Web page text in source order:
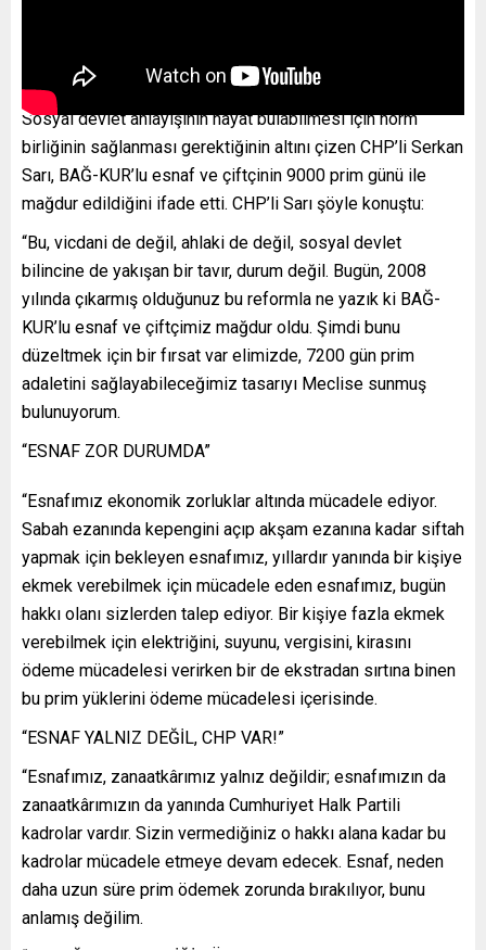
Sosyal devlet anlayışının hayat bulabilmesi için norm
birliğinin sağlanması gerektiğinin altını çizen CHP’li Serkan
Sarı, BAĞ-KUR’lu esnaf ve çiftçinin 9000 prim günü ile
mağdur edildiğini ifade etti. CHP’li Sarı şöyle konuştu:
“Bu, vicdani de değil, ahlaki de değil, sosyal devlet
bilincine de yakışan bir tavır, durum değil. Bugün, 2008
yılında çıkarmış olduğunuz bu reformla ne yazık ki BAĞ-
KUR’lu esnaf ve çiftçimiz mağdur oldu. Şimdi bunu
düzeltmek için bir fırsat var elimizde, 7200 gün prim
adaletini sağlayabileceğimiz tasarıyı Meclise sunmuş
bulunuyorum.
“ESNAF ZOR DURUMDA”
“Esnafımız ekonomik zorluklar altında mücadele ediyor.
Sabah ezanında kepengini açıp akşam ezanına kadar siftah
yapmak için bekleyen esnafımız, yıllardır yanında bir kişiye
ekmek verebilmek için mücadele eden esnafımız, bugün
hakkı olanı sizlerden talep ediyor. Bir kişiye fazla ekmek
verebilmek için elektriğini, suyunu, vergisini, kirasını
ödeme mücadelesi verirken bir de ekstradan sırtına binen
bu prim yüklerini ödeme mücadelesi içerisinde.
“ESNAF YALNIZ DEĞİL, CHP VAR!”
“Esnafımız, zanaatkârımız yalnız değildir; esnafımızın da
zanaatkârımızın da yanında Cumhuriyet Halk Partili
kadrolar vardır. Sizin vermediğiniz o hakkı alana kadar bu
kadrolar mücadele etmeye devam edecek. Esnaf, neden
daha uzun süre prim ödemek zorunda bırakılıyor, bunu
anlamış değilim.